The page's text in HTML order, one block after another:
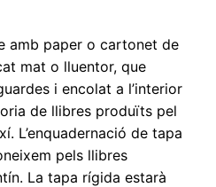
amb paper o cartonet de
mat o lluentor, que
i encolat a l’interior
de llibres produïts pel
L’enquadernació de tapa
pels llibres
La tapa rígida estarà